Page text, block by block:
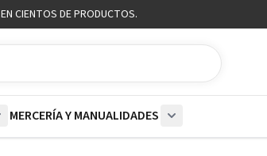
EN CIENTOS DE PRODUCTOS.
MERCERÍA Y MANUALIDADES